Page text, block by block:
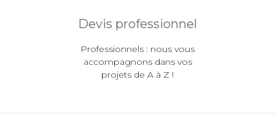
Devis professionnel
Professionnels : nous vous
accompagnons dans vos
projets de A à Z !